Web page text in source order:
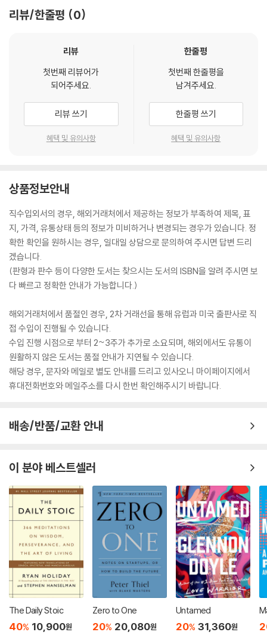
리뷰/한줄평 0
리뷰
첫번째 리뷰어가
되어주세요.
리뷰 쓰기
혜택 및 유의사항
한줄평
첫번째 한줄평을
남겨주세요.
한줄평 쓰기
혜택 및 유의사항
상품정보안내
직수입외서의 경우, 해외거래처에서 제공하는 정보가 부족하여 제목, 표
지, 가격, 유통상태 등의 정보가 미비하거나 변경되는 경우가 있습니다. 정
확한 확인을 원하시는 경우, 일대일 상담으로 문의하여 주시면 답변 드리
겠습니다.
(판형과 판수 등이 다양한 도서는 찾으시는 도서의 ISBN을 알려 주시면 보
다 빠르고 정확한 안내가 가능합니다.)
해외거래처에서 품절인 경우, 2차 거래선을 통해 유럽과 미국 출판사로 직
접 수입이 진행될 수 있습니다.
수입 진행 시점으로 부터 2~3주가 추가로 소요되며, 해외에서도 유통이
원활하지 않은 도서는 품절 안내가 지연될 수 있습니다.
해당 경우, 문자와 메일로 별도 안내를 드리고 있사오니 마이페이지에서
휴대전화번호와 메일주소를 다시 한번 확인해주시기 바랍니다.
배송/반품/교환 안내
이 분야 베스트셀러
The Daily Stoic
40% 10,900원
Zero to One
20% 20,080원
Untamed
20% 31,360원